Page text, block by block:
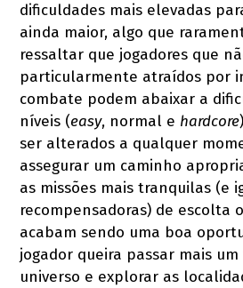
dificuldades mais elevadas
ainda maior, algo que
ressaltar que jogadores que
particularmente atraídos por
combate podem abaixar a
níveis (easy, normal e hardcore
ser alterados a qualquer
assegurar um caminho
as missões mais tranquilas (e
recompensadoras) de escolta
acabam sendo uma boa
jogador queira passar mais
universo e explorar as